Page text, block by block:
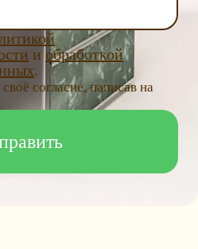
и обработкой
.
согласие, написав на